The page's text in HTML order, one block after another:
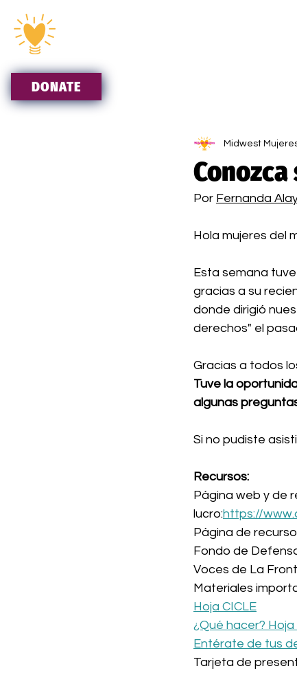
DONATE
Midwest
Por Fernanda
Hola mujeres del
Esta semana
gracias a su
donde dirigió
derechos" el
Gracias a todos
Tuve la
algunas
Si no pudiste
Recursos:
Página web y de
lucro:https://
Página de
Fondo de
Voces de La
Materiales
Hoja CICLE
¿Qué hacer?
Entérate de tus
Tarjeta de